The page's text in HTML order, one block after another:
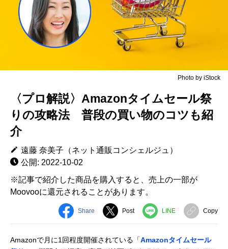
Photo by iStock
〈プロ解説〉Amazonタイムセール祭
りの攻略法 普段の買い物のコツも紹
介
遠藤 奈美子（ネット通販コンシェルジュ）
公開: 2022-10-02
※記事で紹介した商品を購入すると、売上の一部が
Moovooに還元されることがあります。
Share Post LINE Copy
Amazonで月に1回程度開催されている「Amazonタイムセール